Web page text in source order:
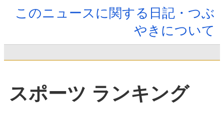
このニュースに関する日記・つぶ
やきについて
スポーツ ランキング